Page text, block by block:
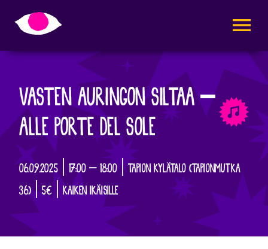
VASTEN AURINGON SILTAA –
ALLE PORTE DEL SOLE
06.09.2025 | 17:00 – 18:00 | TAPION KYLÄTALO (TAPIONMUTKA
36) | 5€ | KAIKEN IKÄISILLE